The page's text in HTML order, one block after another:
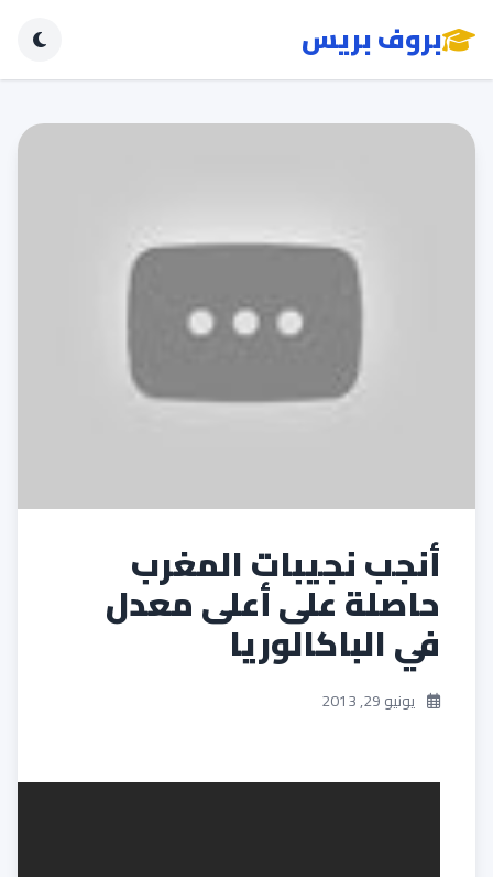
بروف بريس
أنجب نجيبات المغرب
حاصلة على أعلى معدل
في الباكالوريا
يونيو 29, 2013